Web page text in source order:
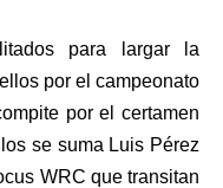
para largar la
por el campeonato
por el certamen
se suma Luis Pérez
WRC que transitan